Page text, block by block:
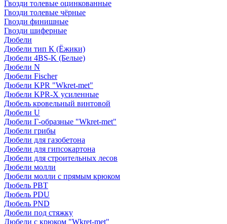
Гвозди толевые оцинкованные
Гвозди толевые чёрные
Гвозди финишные
Гвозди шиферные
Дюбели
Дюбели тип К (Ёжики)
Дюбели 4BS-K (Белые)
Дюбели N
Дюбели Fischer
Дюбели KPR "Wkret-met"
Дюбели KPR-Х усиленные
Дюбель кровельный винтовой
Дюбели U
Дюбели Г-образные "Wkret-met"
Дюбели грибы
Дюбели для газобетона
Дюбели для гипсокартона
Дюбели для строительных лесов
Дюбели молли
Дюбели молли с прямым крюком
Дюбель PBT
Дюбель PDU
Дюбель PND
Дюбели под стяжку
Дюбели с крюком "Wkret-met"